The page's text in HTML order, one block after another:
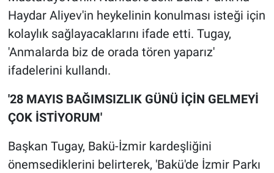
Haydar Aliyev'in heykelinin konulması isteği için
kolaylık sağlayacaklarını ifade etti. Tugay,
'Anmalarda biz de orada tören yaparız'
ifadelerini kullandı.
'28 MAYIS BAĞIMSIZLIK GÜNÜ İÇİN GELMEYİ
ÇOK İSTİYORUM'
Başkan Tugay, Bakü-İzmir kardeşliğini
önemsediklerini belirterek, 'Bakü'de İzmir Parkı